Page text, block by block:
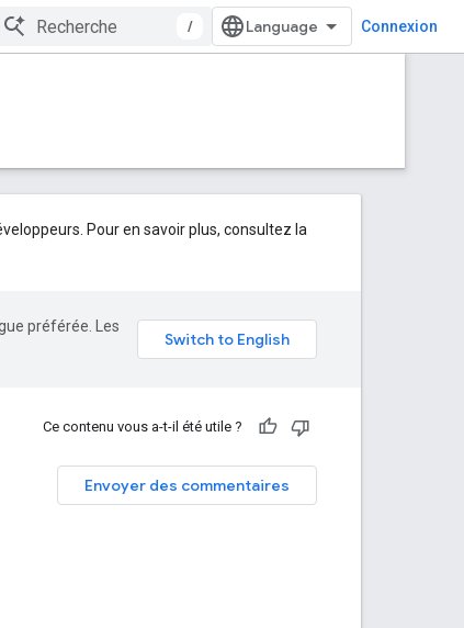
/ Connexion
Pour en savoir plus, consultez la
préférée. Les
Ce contenu vous a-t-il été utile ?
Envoyer des commentaires